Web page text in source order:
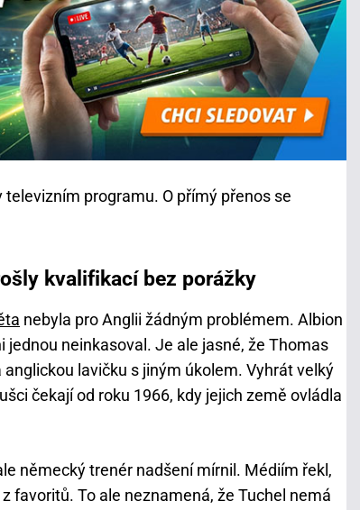
programu. O přímý přenos se
kvalifikací bez porážky
nebyla pro Anglii žádným problémem. Albion
jednou neinkasoval. Je ale jasné, že Thomas
lavičku s jiným úkolem. Vyhrát velký
čekají od roku 1966, kdy jejich země ovládla
německý trenér nadšení mírnil. Médiím řekl,
favoritů. To ale neznamená, že Tuchel nemá